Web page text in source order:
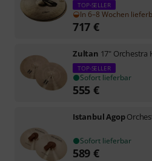
TOP-SELLER
In 6–8 Wochen
717 €
Zultan 17" Orchestra
TOP-SELLER
Sofort lieferbar
555 €
Istanbul Agop
Sofort lieferbar
589 €